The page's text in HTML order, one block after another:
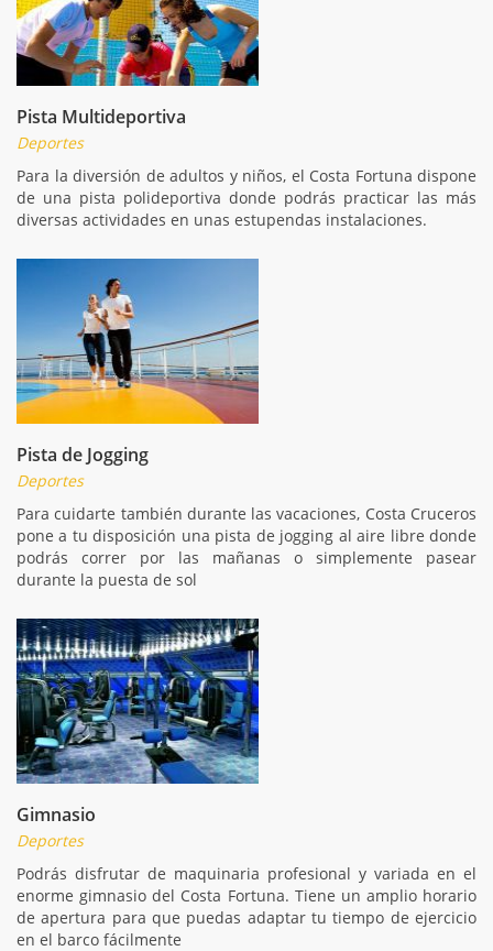
Pista Multideportiva
Deportes
Para la diversión de adultos y niños, el Costa Fortuna dispone
de una pista polideportiva donde podrás practicar las más
diversas actividades en unas estupendas instalaciones.
Pista de Jogging
Deportes
Para cuidarte también durante las vacaciones, Costa Cruceros
pone a tu disposición una pista de jogging al aire libre donde
podrás correr por las mañanas o simplemente pasear
durante la puesta de sol
Gimnasio
Deportes
Podrás disfrutar de maquinaria profesional y variada en el
enorme gimnasio del Costa Fortuna. Tiene un amplio horario
de apertura para que puedas adaptar tu tiempo de ejercicio
en el barco fácilmente